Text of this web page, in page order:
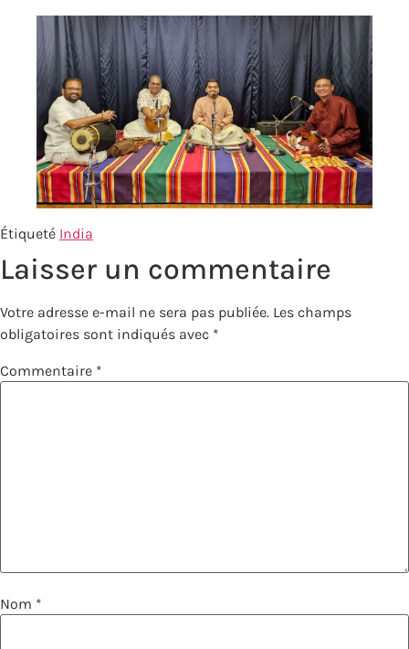
Étiqueté India
Laisser un commentaire
Votre adresse e-mail ne sera pas publiée. Les champs
obligatoires sont indiqués avec *
Commentaire *
Nom *